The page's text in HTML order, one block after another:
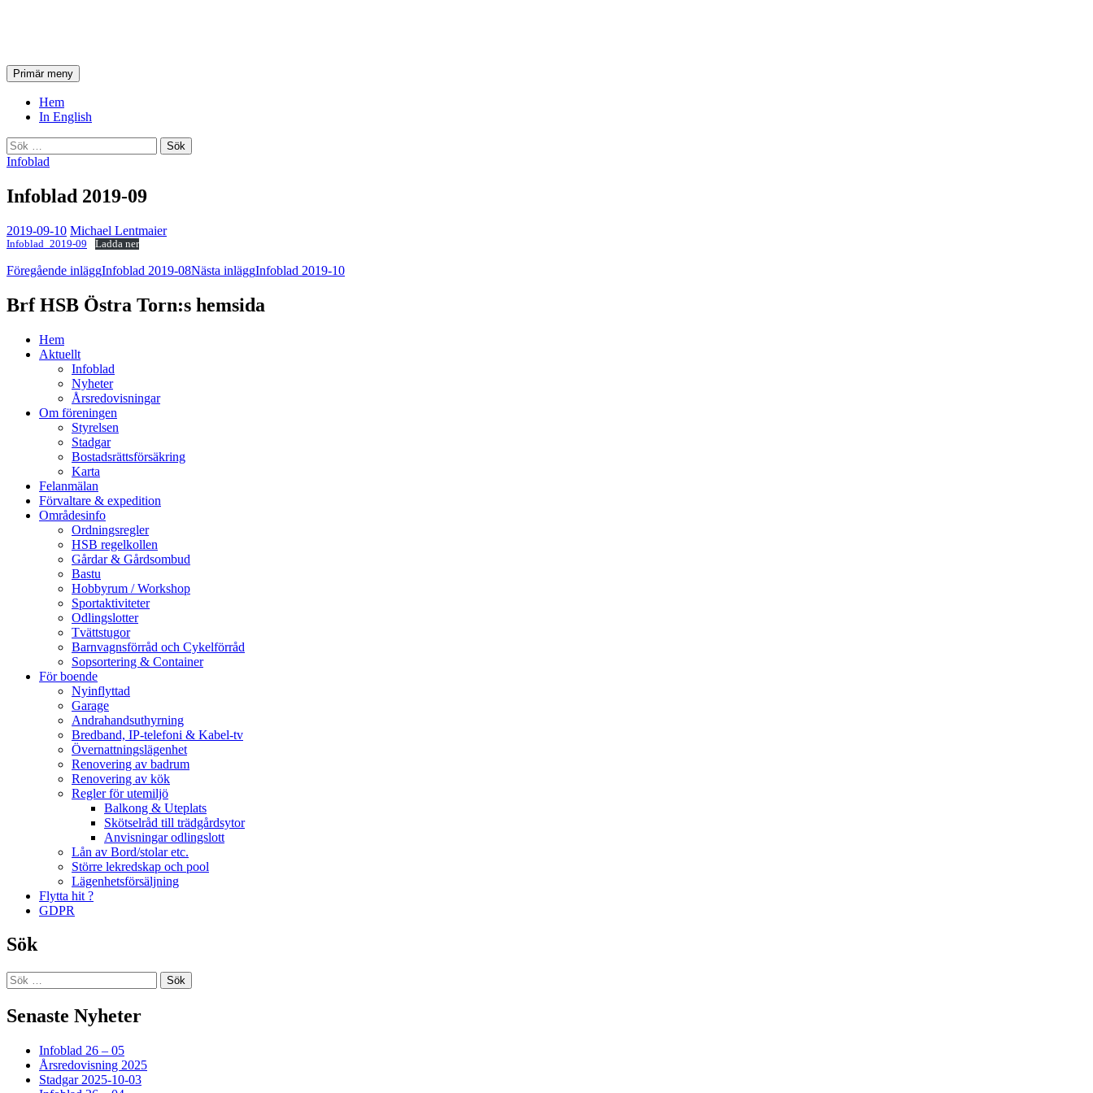
SökPrimär meny Hoppa
till
Hem
In English
Sök
efter:
Infoblad
Infoblad 2019-09
2019-09-10 Michael Lentmaier
Infoblad_2019-09 Ladda ner
Inläggsnavigering
Föregående inläggInfoblad 2019-08Nästa inläggInfoblad 2019-10
Brf HSB Östra Torn:s hemsida
Hem
Aktuellt
Infoblad
Nyheter
Årsredovisningar
Om föreningen
Styrelsen
Stadgar
Bostadsrättsförsäkring
Karta
Felanmälan
Förvaltare & expedition
Områdesinfo
Ordningsregler
HSB regelkollen
Gårdar & Gårdsombud
Bastu
Hobbyrum / Workshop
Sportaktiviteter
Odlingslotter
Tvättstugor
Barnvagnsförråd och Cykelförråd
Sopsortering & Container
För boende
Nyinflyttad
Garage
Andrahandsuthyrning
Bredband, IP-telefoni & Kabel-tv
Övernattningslägenhet
Renovering av badrum
Renovering av kök
Regler för utemiljö
Balkong & Uteplats
Skötselråd till trädgårdsytor
Anvisningar odlingslott
Lån av Bord/stolar etc.
Större lekredskap och pool
Lägenhetsförsäljning
Flytta hit ?
GDPR
Sök
Sök
efter:
Senaste Nyheter
Infoblad 26 – 05
Årsredovisning 2025
Stadgar 2025-10-03